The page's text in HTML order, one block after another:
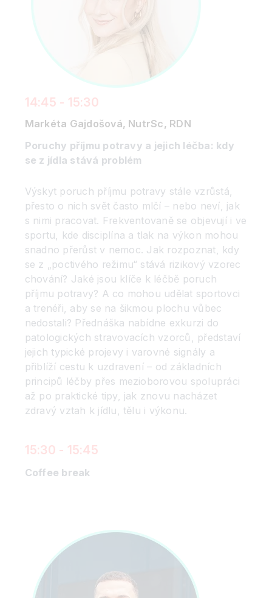
14:45 - 15:30
Markéta Gajdošová, NutrSc, RDN
Poruchy příjmu potravy a jejich léčba: kdy
se z jídla stává problém
Výskyt poruch příjmu potravy stále vzrůstá,
přesto o nich svět často mlčí – nebo neví, jak
s nimi pracovat. Frekventovaně se objevují i ve
sportu, kde disciplína a tlak na výkon mohou
snadno přerůst v nemoc. Jak rozpoznat, kdy
se z „poctivého režimu“ stává rizikový vzorec
chování? Jaké jsou klíče k léčbě poruch
příjmu potravy? A co mohou udělat sportovci
a trenéři, aby se na šikmou plochu vůbec
nedostali? Přednáška nabídne exkurzi do
patologických stravovacích vzorců, představí
jejich typické projevy i varovné signály a
přiblíží cestu k uzdravení – od základních
principů léčby přes mezioborovou spolupráci
až po praktické tipy, jak znovu nacházet
zdravý vztah k jídlu, tělu i výkonu.
15:30 - 15:45
Coffee break